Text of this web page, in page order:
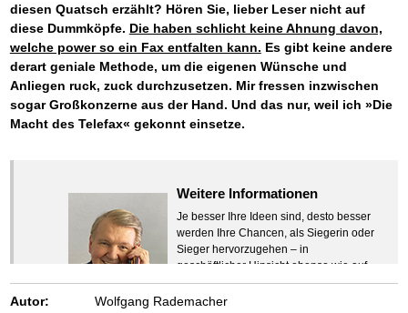
diesen Quatsch erzählt? Hören Sie, lieber Leser nicht auf
diese Dummköpfe. Die haben schlicht keine Ahnung davon,
welche power so ein Fax entfalten kann. Es gibt keine andere
derart geniale Methode, um die eigenen Wünsche und
Anliegen ruck, zuck durchzusetzen. Mir fressen inzwischen
sogar Großkonzerne aus der Hand. Und das nur, weil ich »Die
Macht des Telefax« gekonnt einsetze.
Weitere Informationen
Je besser Ihre Ideen sind, desto besser
werden Ihre Chancen, als Siegerin oder
Sieger hervorzugehen – in
geschäftlicher Hinsicht ebenso wie auf
beruflichem oder privatem Gebiet. Denn
eins ist todsicher:
Autor:
Wolfgang Rademacher